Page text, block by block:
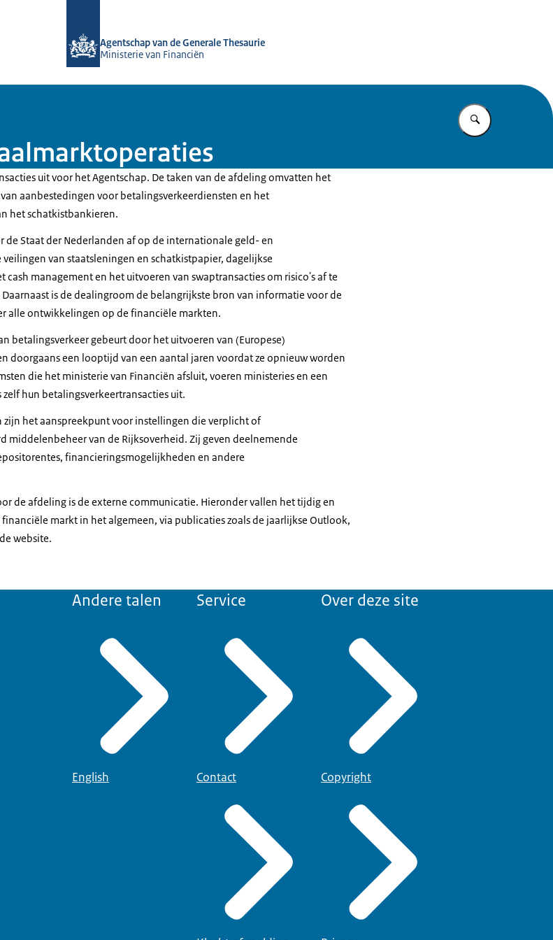
Agentschap van de Generale Thesaurie
Ministerie van Financiën
Vul in wat u
uit voor het Agentschap. De taken van de afdeling omvatten het
aanbestedingen voor betalingsverkeerdiensten en het
het schatkistbankieren.
de Staat der Nederlanden af op de internationale geld- en
van staatsleningen en schatkistpapier, dagelijkse
management en het uitvoeren van swaptransacties om risico's af te
is de dealingroom de belangrijkste bron van informatie voor de
alle ontwikkelingen op de financiële markten.
betalingsverkeer gebeurt door het uitvoeren van (Europese)
doorgaans een looptijd van een aantal jaren voordat ze opnieuw worden
die het ministerie van Financiën afsluit, voeren ministeries en een
hun betalingsverkeertransacties uit.
zijn het aanspreekpunt voor instellingen die verplicht of
middelenbeheer van de Rijksoverheid. Zij geven deelnemende
financieringsmogelijkheden en andere
de afdeling is de externe communicatie. Hieronder vallen het tijdig en
markt in het algemeen, via publicaties zoals de jaarlijkse Outlook,
website.
Andere talen
English
Service
Contact
Over deze site
Copyright